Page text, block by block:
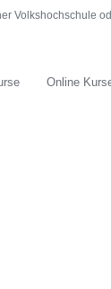
Volkshochschule
Online